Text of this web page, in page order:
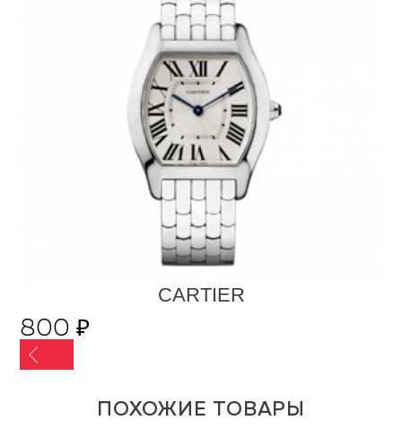
CARTIER
800 ₽
ПОХОЖИЕ ТОВАРЫ